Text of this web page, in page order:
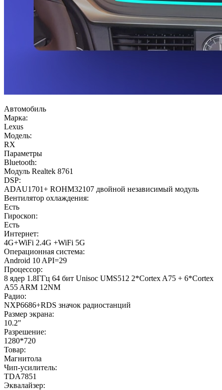
Автомобиль
Марка:
Lexus
Модель:
RX
Параметры
Bluetooth:
Модуль Realtek 8761
DSP:
ADAU1701+ ROHM32107 двойной независимый модуль
Вентилятор охлаждения:
Есть
Гироскоп:
Есть
Интернет:
4G+WiFi 2.4G +WiFi 5G
Операционная система:
Android 10 API=29
Процессор:
8 ядер 1.8ГГц 64 бит Unisoc UMS512 2*Cortex A75 + 6*Cortex
A55 ARM 12NM
Радио:
NXP6686+RDS значок радиостанций
Размер экрана:
10.2"
Разрешение:
1280*720
Товар:
Магнитола
Чип-усилитель:
TDA7851
Эквалайзер: